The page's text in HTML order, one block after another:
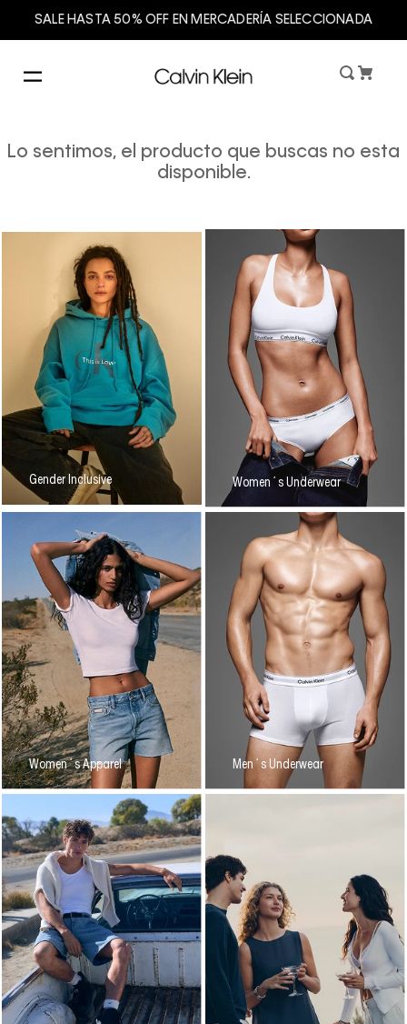
SALE HASTA 50% OFF EN MERCADERÍA SELECCIONADA
Lo sentimos, el producto que buscas no esta
disponible.
Gender Inclusive Women´s Underwear
Women´s Apparel Men´s Underwear